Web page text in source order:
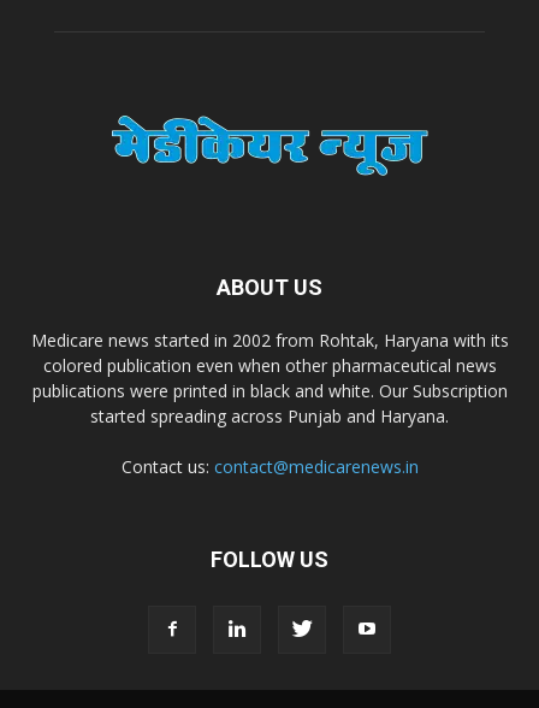
ABOUT US
Medicare news started in 2002 from Rohtak, Haryana with its
colored publication even when other pharmaceutical news
publications were printed in black and white. Our Subscription
started spreading across Punjab and Haryana.
Contact us: contact@medicarenews.in
FOLLOW US